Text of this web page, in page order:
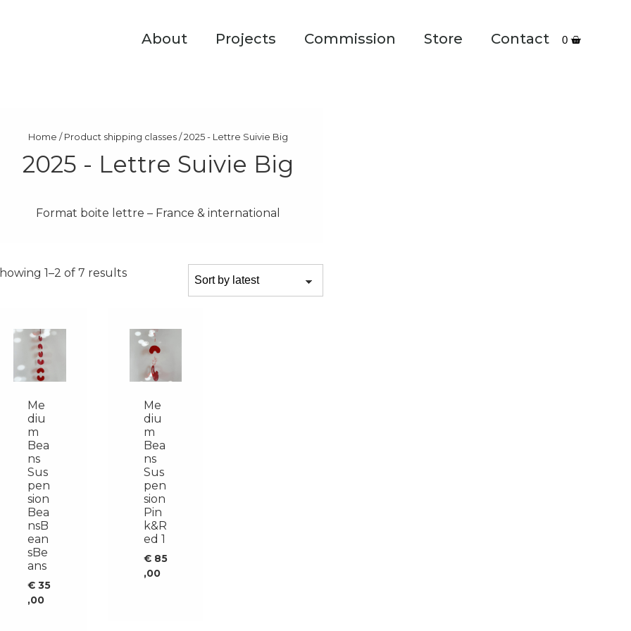
About Projects Commission Store Contact 0
Home / Product shipping classes / 2025 - Lettre Suivie Big
2025 - Lettre Suivie Big
Format boite lettre – France & international
1–2 of 7 results
Me
diu
m
Bea
ns
Sus
pen
sion
Bea
nsB
ean
sBe
ans
€ 35
,00
Me
diu
m
Bea
ns
Sus
pen
sion
Pin
k&R
ed 1
€85
,00